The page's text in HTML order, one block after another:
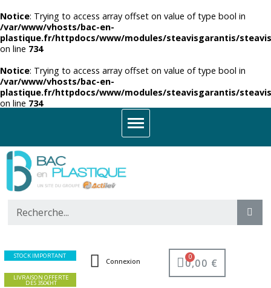
Notice: Trying to access array offset on value of type bool in
/var/www/vhosts/bac-en-
plastique.fr/httpdocs/www/modules/steavisgarantis/
on line 734
Notice: Trying to access array offset on value of type bool in
/var/www/vhosts/bac-en-
plastique.fr/httpdocs/www/modules/steavisgarantis/
on line 734
STOCK IMPORTANT
LIVRAISON OFFERTE
DES 350€HT
Connexion 0,00 €